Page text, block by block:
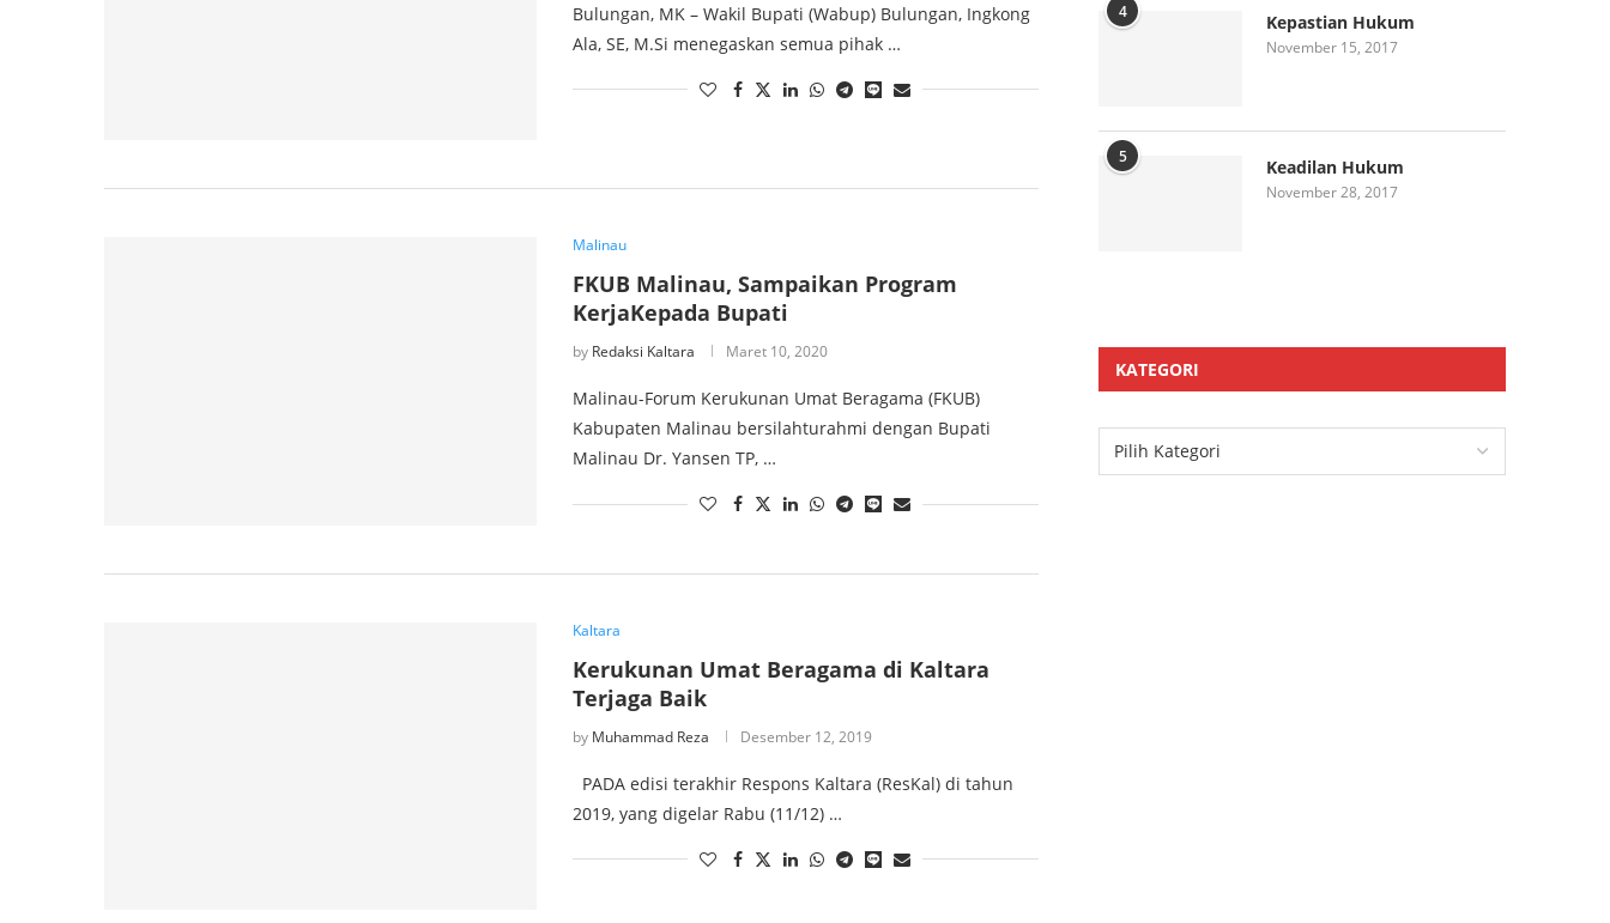
Bulungan, MK – Wakil Bupati (Wabup) Bulungan, Ingkong
Ala, SE, M.Si menegaskan semua pihak …
Malinau
FKUB Malinau, Sampaikan Program
KerjaKepada Bupati
by Redaksi Kaltara Maret 10, 2020
Malinau-Forum Kerukunan Umat Beragama (FKUB)
Kabupaten Malinau bersilahturahmi dengan Bupati
Malinau Dr. Yansen TP, …
Kaltara
Kerukunan Umat Beragama di Kaltara
Terjaga Baik
by Muhammad Reza Desember 12, 2019
PADA edisi terakhir Respons Kaltara (ResKal) di tahun
2019, yang digelar Rabu (11/12) …
4 Kepastian Hukum
November 15, 2017
5 Keadilan Hukum
November 28, 2017
KATEGORI